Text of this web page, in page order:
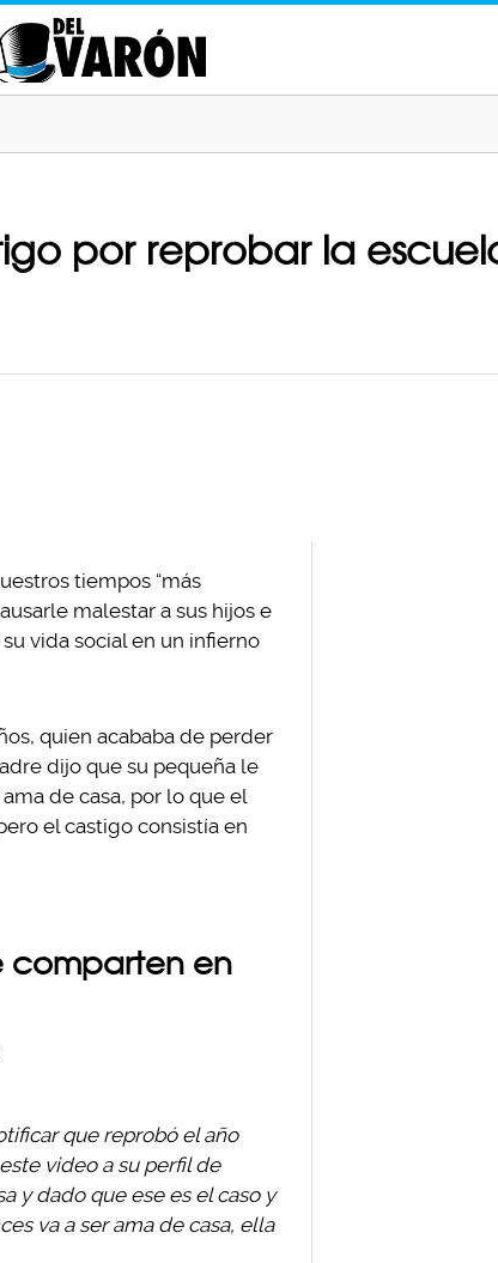
por reprobar la
tiempos “más
malestar a sus hijos e
vida social en un infierno
quien acababa de perder
dijo que su pequeña le
de casa, por lo que el
el castigo consistía en
comparten en
que reprobó el año
video a su perfil de
y dado que ese es el caso y
va a ser ama de casa, ella